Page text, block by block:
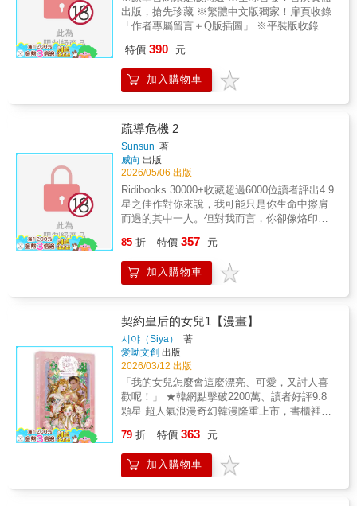
出版，搶先珍藏 ※繁體中文版獨家！扉頁收錄
「作者專屬留言＋Q版插圖」 ※平裝版收錄：
3、特寫收藏小卡 4、「光影定格」底片風透卡
*2 5、雙面逆向銀電影票根 文緒翰與申車恩自
小青梅竹馬。成年後，車恩察覺自己壓抑已久
線。失控的親密壓垮了車恩，也讓緒翰的偏執
浮出水面。從此，兩人的關係滑向曖昧與危
險。
特價 390 元
加入購物車
疏導危機 2
Sunsun 著
威向 出版
2026/05/06 出版
Ridibooks 30000+收藏超過6000位讀者評出4.9
星之佳作對你來說，我可能只是你生命中擦肩
而過的其中一人。但對我而言，你卻像烙印一
嬌帥氣哨兵受
85 折 特價 357 元
加入購物車
契約皇后的女兒1【漫畫】
시야（Siya）
著
愛呦文創 出版
2026/03/12 出版
「我的女兒怎麼會這麼漂亮、可愛，又討人喜
歡呢！」 ★韓網點擊破2200萬、讀者好評9.8
顆星 超人氣浪漫奇幻韓漫隆重上市，書櫃裡不
負責拿可愛劇本？ 最會撫慰人心的少女，帶來
一場盛大又療癒的奇幻之旅 華麗插畫風格，每
一幀畫面都帶來極致視覺饗宴 ★同步推出兩大
79 折 特價 363 元
加入購物車